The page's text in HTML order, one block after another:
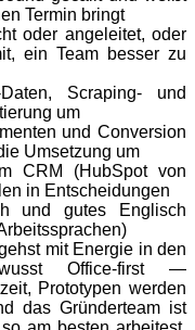
Termin bringt
oder angeleitet, oder
ein Team besser zu
Scraping- und
um
und Conversion
Umsetzung um
CRM (HubSpot von
in Entscheidungen
und gutes Englisch
mit Energie in den
Office-first —
Prototypen werden
das Gründerteam ist